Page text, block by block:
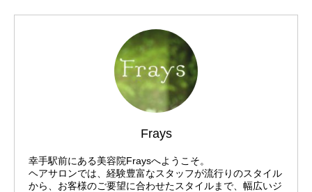
Frays
幸手駅前にある美容院Fraysへようこそ。
ヘアサロンでは、経験豊富なスタッフが流行りのスタイル
から、お客様のご要望に合わせたスタイルまで、幅広いジ